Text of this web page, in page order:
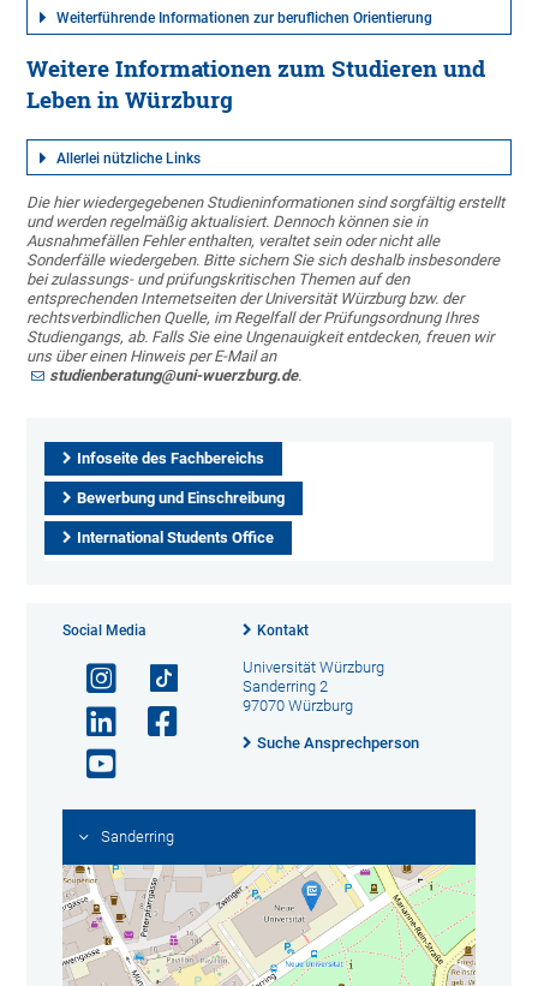
Weiterführende Informationen zur beruflichen Orientierung
Weitere Informationen zum Studieren und
Leben in Würzburg
Allerlei nützliche Links
Die hier wiedergegebenen Studieninformationen sind sorgfältig erstellt
und werden regelmäßig aktualisiert. Dennoch können sie in
Ausnahmefällen Fehler enthalten, veraltet sein oder nicht alle
Sonderfälle wiedergeben. Bitte sichern Sie sich deshalb insbesondere
bei zulassungs- und prüfungskritischen Themen auf den
entsprechenden Internetseiten der Universität Würzburg bzw. der
rechtsverbindlichen Quelle, im Regelfall der Prüfungsordnung Ihres
Studiengangs, ab. Falls Sie eine Ungenauigkeit entdecken, freuen wir
uns über einen Hinweis per E-Mail an
studienberatung@uni-wuerzburg.de.
Infoseite des Fachbereichs
Bewerbung und Einschreibung
International Students Office
Social Media Kontakt
Universität Würzburg
Sanderring 2
97070 Würzburg
Suche Ansprechperson
Sanderring